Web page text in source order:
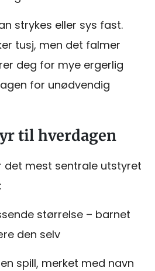
strykes eller sys fast.
tusj, men det falmer
deg for mye ergerlig
for unødvendig
til hverdagen
det mest sentrale utstyret
størrelse – barnet
den selv
spill, merket med navn